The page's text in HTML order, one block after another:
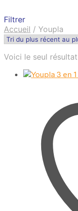
Filtrer
Accueil / Youpla
Voici le seul résultat